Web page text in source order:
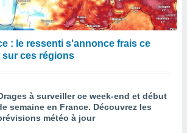
: le ressenti s'annonce frais ce
ces régions
à surveiller ce week-end et début
semaine en France. Découvrez les
météo à jour